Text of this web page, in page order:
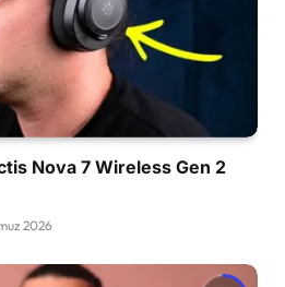
Nova 7 Wireless Gen 2
2026